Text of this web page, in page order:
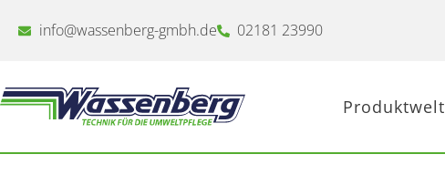
Inhalt
springeninfo@wassenberg-gmbh.de 02181 23990
Produktwelt